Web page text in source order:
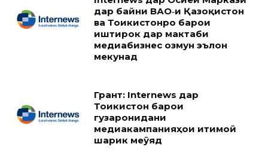
дар байни ВАО‑и Қазоқистон
ва Тоҷикистонро барои
иштирок дар мактаби
медиабизнес озмун эълон
мекунад
Грант: Internews дар
Тоҷикистон барои
гузаронидани
медиакампанияҳои иҷтимоӣ
шарик меҷӯяд